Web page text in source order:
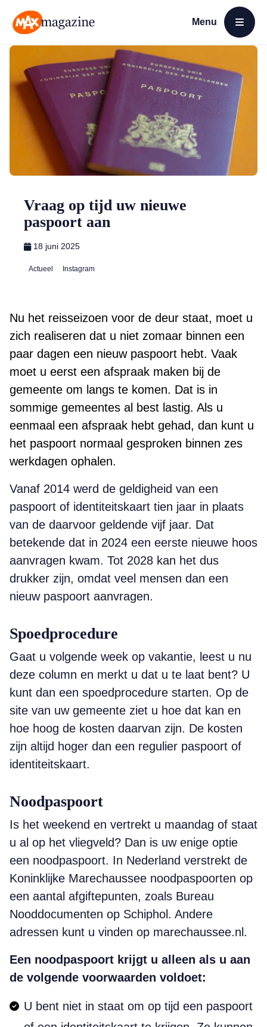
Menu
Open menu
Vraag op tijd uw nieuwe
paspoort aan
18 juni 2025
Actueel Instagram
Nu het reisseizoen voor de deur staat, moet u
zich realiseren dat u niet zomaar binnen een
paar dagen een nieuw paspoort hebt. Vaak
moet u eerst een afspraak maken bij de
gemeente om langs te komen. Dat is in
sommige gemeentes al best lastig. Als u
eenmaal een afspraak hebt gehad, dan kunt u
het paspoort normaal gesproken binnen zes
werkdagen ophalen.
Vanaf 2014 werd de geldigheid van een
paspoort of identiteitskaart tien jaar in plaats
van de daarvoor geldende vijf jaar. Dat
betekende dat in 2024 een eerste nieuwe hoos
aanvragen kwam. Tot 2028 kan het dus
drukker zijn, omdat veel mensen dan een
nieuw paspoort aanvragen.
Spoedprocedure
Gaat u volgende week op vakantie, leest u nu
deze column en merkt u dat u te laat bent? U
kunt dan een spoedprocedure starten. Op de
site van uw gemeente ziet u hoe dat kan en
hoe hoog de kosten daarvan zijn. De kosten
zijn altijd hoger dan een regulier paspoort of
identiteitskaart.
Noodpaspoort
Is het weekend en vertrekt u maandag of staat
u al op het vliegveld? Dan is uw enige optie
een noodpaspoort. In Nederland verstrekt de
Koninklijke Marechaussee noodpaspoorten op
een aantal afgiftepunten, zoals Bureau
Nooddocumenten op Schiphol. Andere
adressen kunt u vinden op marechaussee.nl.
Een noodpaspoort krijgt u alleen als u aan
de volgende voorwaarden voldoet:
U bent niet in staat om op tijd een paspoort